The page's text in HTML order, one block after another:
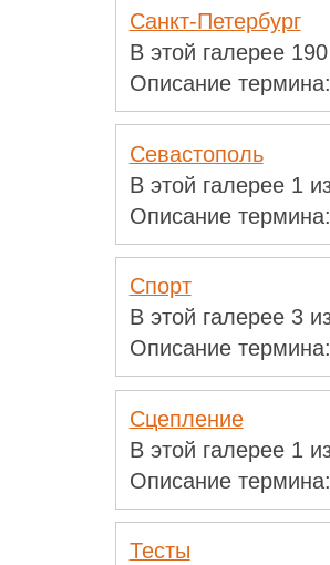
Санкт-Петербург
В этой галерее
Описание термина:
Севастополь
В этой галерее 1
Описание термина:
Спорт
В этой галерее 3
Описание термина:
Сцепление
В этой галерее 1
Описание термина:
Тесты